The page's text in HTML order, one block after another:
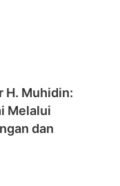
H. Muhidin:
Melalui
dan